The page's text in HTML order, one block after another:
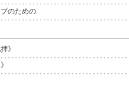
プのための
》